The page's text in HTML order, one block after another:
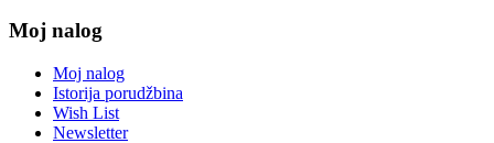
Moj nalog
Moj nalog
Istorija porudžbina
Wish List
Newsletter